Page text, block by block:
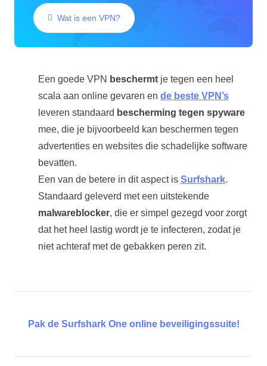
Wat is een VPN?
Een goede VPN beschermtje tegen een heel
scala aan online gevaren en de beste VPN’s
leveren standaard bescherming tegen spyware
mee, die je bijvoorbeeld kan beschermen tegen
advertenties en websites die schadelijke software
bevatten.
Een van de betere in dit aspect is Surfshark.
Standaard geleverd met een uitstekende
malwareblocker, die er simpel gezegd voor zorgt
dat het heel lastig wordt je te infecteren, zodat je
niet achteraf met de gebakken peren zit.
Pak de Surfshark One online beveiligingssuite!